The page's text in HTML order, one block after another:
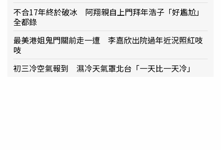
不合17年終於破冰 阿翔親自上門拜年浩子「好尷尬」
全都錄
最美港姐鬼門關前走一遭 李嘉欣出院過年近況照紅吱
吱
初三冷空氣報到 濕冷天氣罩北台「一天比一天冷」